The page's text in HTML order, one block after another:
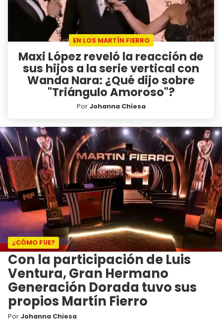
EN LOS MARTÍN FIERRO
Maxi López reveló la reacción de
sus hijos a la serie vertical con
Wanda Nara: ¿Qué dijo sobre
"Triángulo Amoroso"?
Por Johanna Chiesa
¿CÓMO FUE?
Con la participación de Luis
Ventura, Gran Hermano
Generación Dorada tuvo sus
propios Martín Fierro
Por Johanna Chiesa